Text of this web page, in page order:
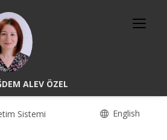
ALEV ÖZEL
Sistemi English